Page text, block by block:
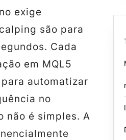
exige
são para
Cada
em MQL5
automatizar
no
não é simples. A